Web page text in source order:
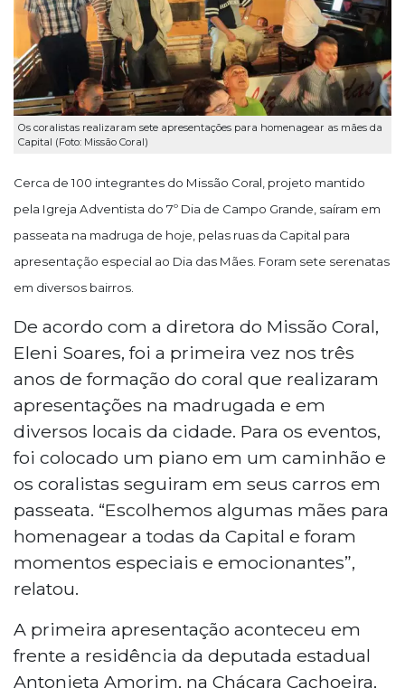
Os coralistas realizaram sete apresentações para homenagear as mães da
Capital (Foto: Missão Coral)
Cerca de 100 integrantes do Missão Coral, projeto mantido
pela Igreja Adventista do 7º Dia de Campo Grande, saíram em
passeata na madruga de hoje, pelas ruas da Capital para
apresentação especial ao Dia das Mães. Foram sete serenatas
em diversos bairros.
De acordo com a diretora do Missão Coral,
Eleni Soares, foi a primeira vez nos três
anos de formação do coral que realizaram
apresentações na madrugada e em
diversos locais da cidade. Para os eventos,
foi colocado um piano em um caminhão e
os coralistas seguiram em seus carros em
passeata. “Escolhemos algumas mães para
homenagear a todas da Capital e foram
momentos especiais e emocionantes”,
relatou.
A primeira apresentação aconteceu em
frente a residência da deputada estadual
Antonieta Amorim, na Chácara Cachoeira,